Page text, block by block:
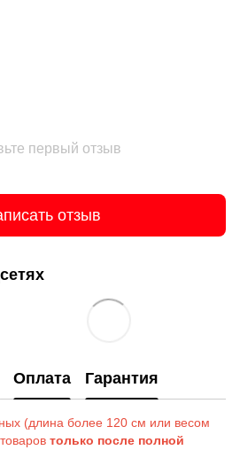
первый отзыв
отзыв
Оплата Гарантия
(длина более 120 см или весом
только после полной